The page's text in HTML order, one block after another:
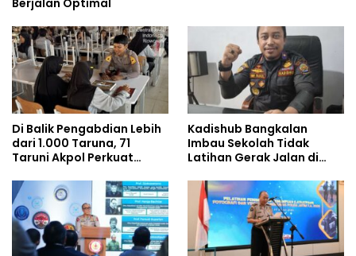
Berjalan Optimal
Di Balik Pengabdian Lebih
dari 1.000 Taruna, 71
Taruni Akpol Perkuat
Siswa Sekolah Rakyat
Kadishub Bangkalan
Imbau Sekolah Tidak
Latihan Gerak Jalan di